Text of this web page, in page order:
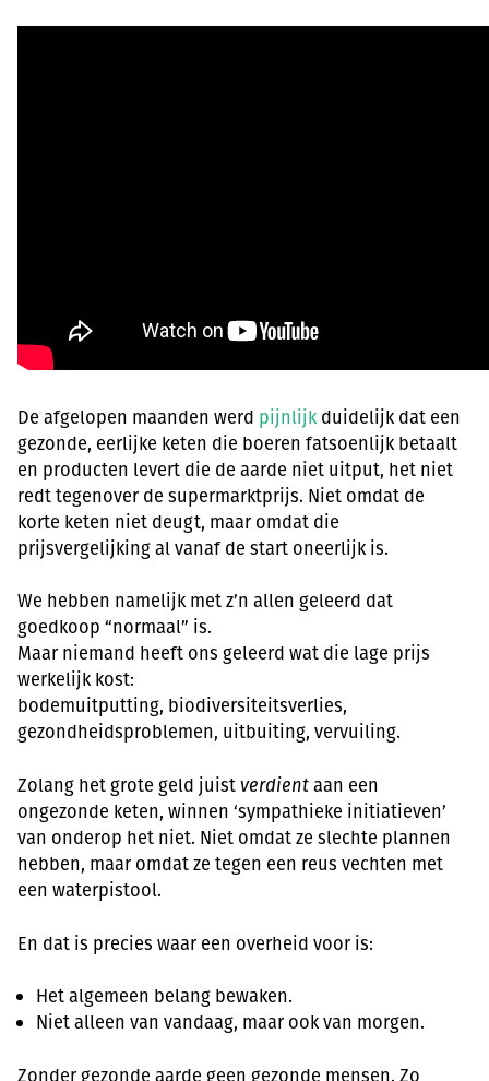
De afgelopen maanden werd pijnlijkduidelijk dat een
gezonde, eerlijke keten die boeren fatsoenlijk betaalt
en producten levert die de aarde niet uitput, het niet
redt tegenover de supermarktprijs. Niet omdat de
korte keten niet deugt, maar omdat die
prijsvergelijking al vanaf de start oneerlijk is.
We hebben namelijk met z’n allen geleerd dat
goedkoop “normaal” is.
Maar niemand heeft ons geleerd wat die lage prijs
werkelijk kost:
bodemuitputting, biodiversiteitsverlies,
gezondheidsproblemen, uitbuiting, vervuiling.
Zolang het grote geld juistverdientaan een
ongezonde keten, winnen ‘sympathieke initiatieven’
van onderop het niet. Niet omdat ze slechte plannen
hebben, maar omdat ze tegen een reus vechten met
een waterpistool.
En dat is precies waar een overheid voor is:
Het algemeen belang bewaken.
Niet alleen van vandaag, maar ook van morgen.
Zonder gezonde aarde geen gezonde mensen. Zo